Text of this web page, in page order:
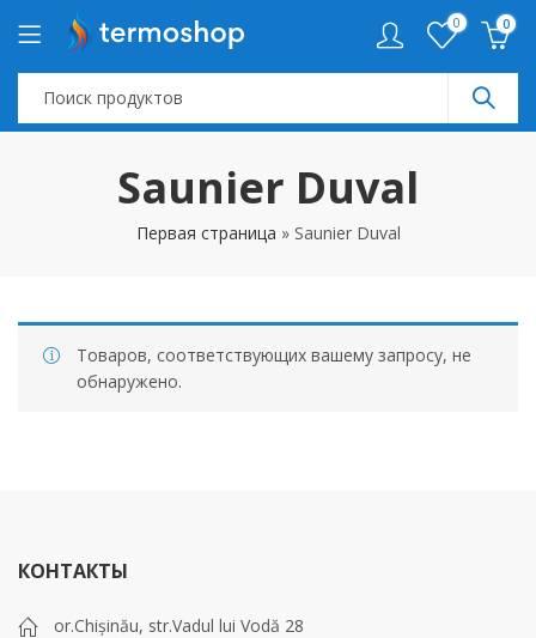
0 0
Saunier Duval
Первая страница » Saunier Duval
Товаров, соответствующих вашему запросу, не
обнаружено.
КОНТАКТЫ
or.Chișinău, str.Vadul lui Vodă 28